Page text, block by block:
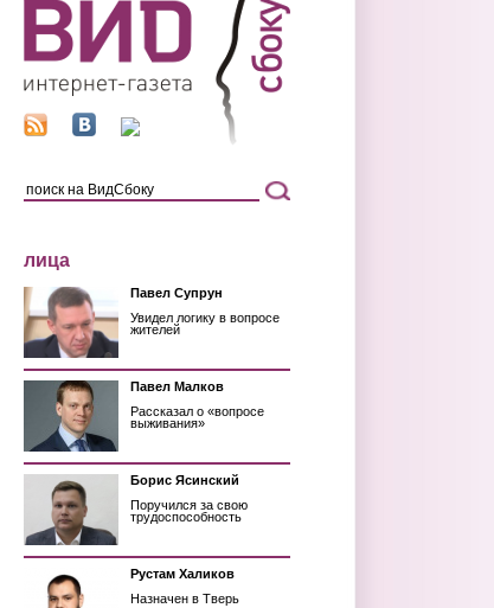
лица
Павел Супрун
Увидел логику в вопросе
жителей
Павел Малков
Рассказал о «вопросе
выживания»
Борис Ясинский
Поручился за свою
трудоспособность
Рустам Халиков
Назначен в Тверь